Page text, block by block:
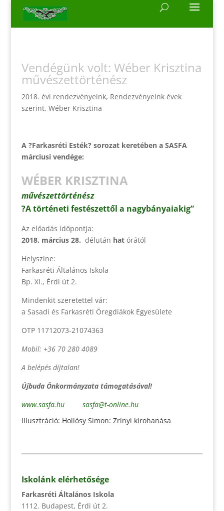
Vendégünk volt: Wéber Krisztina
művészettörténész
2018. évi rendezvényeink, Rendezvényeink évek
szerint, Wéber Krisztina
A ?Farkasréti Esték? sorozat keretében a SASFA
márciusi vendége:
WÉBER KRISZTINA
művészettörténész
?A történeti festészettől a nagybányaiakig”
Az előadás időpontja:
2018. március 28. délután hat órától
Helyszíne:
Farkasréti Általános Iskola
Bp. XI., Érdi út 2.
Mindenkit szeretettel vár:
a Sasadi és Farkasréti Öregdiákok Egyesülete
OTP 11712073-21074363
Mobil: +36 70 280 4089
A belépés díjtalan!
Újbuda Önkormányzata támogatásával!
www.sasfa.hu
sasfa@t-online.hu
Illusztráció: Hollósy Simon: Zrínyi kirohanása
Iskolánk elérhetősége
Farkasréti Általános Iskola
1112. Budapest, Érdi út 2.